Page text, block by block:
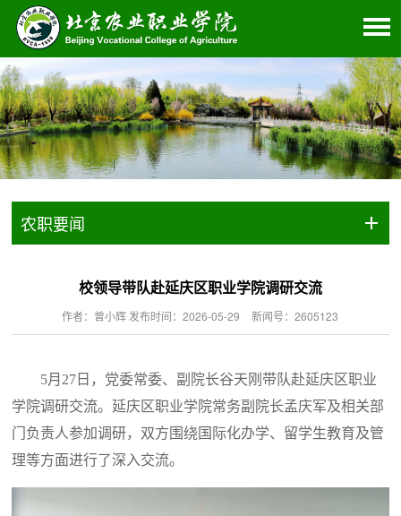
农职要闻
校领导带队赴延庆区职业学院调研交流
作者：曾小辉 发布时间：2026-05-29 新闻号：2605123
5月27日，党委常委、副院长谷天刚带队赴延庆区职业
学院调研交流。延庆区职业学院常务副院长孟庆军及相关部
门负责人参加调研，双方围绕国际化办学、留学生教育及管
理等方面进行了深入交流。